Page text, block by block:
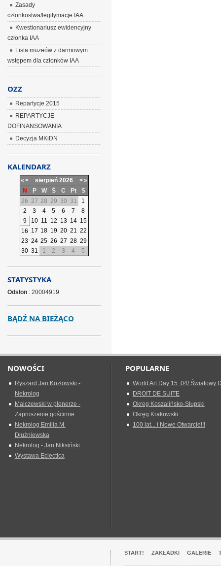
Zasady
członkostwa/legitymacje IAA
Kwestionariusz ewidencyjny
członka IAA
Lista muzeów z darmowym
wstępem dla członków IAA
OZZ
Repartycje 2015
REPARTYCJE -
DOFINANSOWANIA
Decyzja MKiDN
KALENDARZ
« < sierpień 2026 >»
N
P W Ś C Pt
S
26 27 28 29 30 31
1
2
3 4 5 6 7
8
9
10 11 12 13 14 15
16 17 18 19 20 21 22
23 24 25 26 27 28 29
30 31 1 2 3 4 5
STATYSTYKA
Odsłon: 20004919
BĄDŹ NA BIEŻĄCO
NOWOŚCI
Ryszard Jan Kozłowski -
Nekrolog
Malczewski w plenerze -
Zaproszenie gościnne
Nekrolog Emilia M.
Dłużniewska
Nekrolog - Jan Niksiński
Wystawa Eclectica
POPULARNE
World Art Day 15 .04/ Światowy
DROIT DE SUITE
Okreg Koszalińsko-Słupski
Okręg Krakowski
100 lat... i Nowe Otwarcie!!!
START! ZAKŁADKI GALERIE